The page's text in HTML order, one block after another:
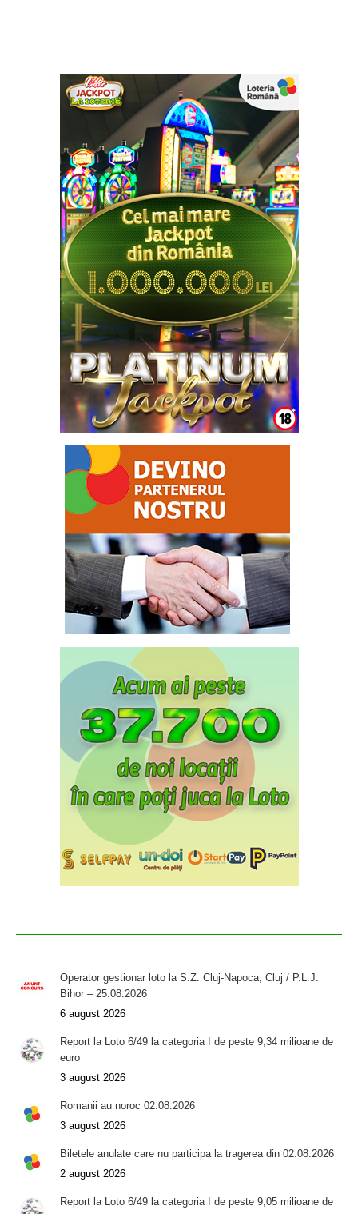
Operator gestionar loto la S.Z. Cluj-Napoca, Cluj / P.L.J.
Bihor – 25.08.2026
6 august 2026
Report la Loto 6/49 la categoria I de peste 9,34 milioane de
euro
3 august 2026
Romanii au noroc 02.08.2026
3 august 2026
Biletele anulate care nu participa la tragerea din 02.08.2026
2 august 2026
Report la Loto 6/49 la categoria I de peste 9,05 milioane de